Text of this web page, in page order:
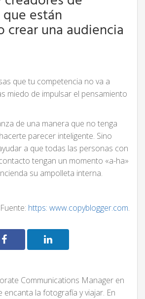
están
crear una audiencia
que tu competencia no va a
miedo de impulsar el pensamiento
de una manera que no tenga
parecer inteligente. Sino
a que todas las personas con
tengan un momento «a-ha»
su ampolleta interna.
Fuente: https: www.copyblogger.com.
Communications Manager en
encanta la fotografía y viajar. En